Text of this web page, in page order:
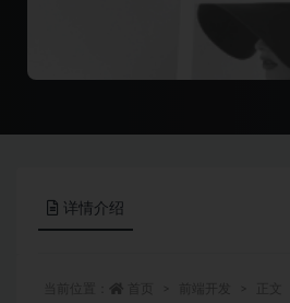
详情介绍